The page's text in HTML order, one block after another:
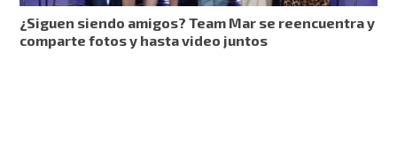
¿Siguen siendo amigos? Team Mar se reencuentra y
comparte fotos y hasta video juntos